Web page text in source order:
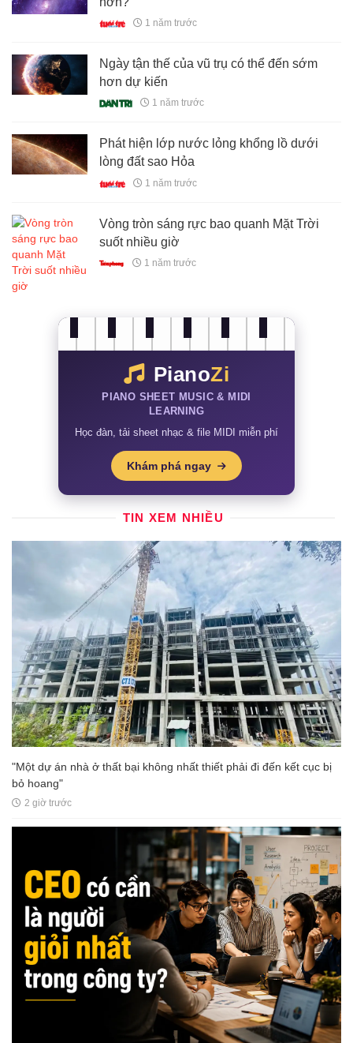
1 năm trước
Ngày tận thế của vũ trụ có thể đến sớm
hơn dự kiến
1 năm trước
Phát hiện lớp nước lỏng khổng lồ dưới
lòng đất sao Hỏa
1 năm trước
Vòng tròn sáng rực bao quanh Mặt Trời
suốt nhiều giờ
1 năm trước
PianoZi
PIANO SHEET MUSIC & MIDI
LEARNING
Học đàn, tải sheet nhạc & file MIDI miễn phí
Khám phá ngay
TIN XEM NHIỀU
"Một dự án nhà ở thất bại không nhất thiết phải đi đến kết cục bị
bỏ hoang"
2 giờ trước